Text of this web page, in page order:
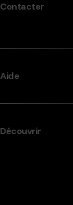
-
Contacter
Aide
Découvrir